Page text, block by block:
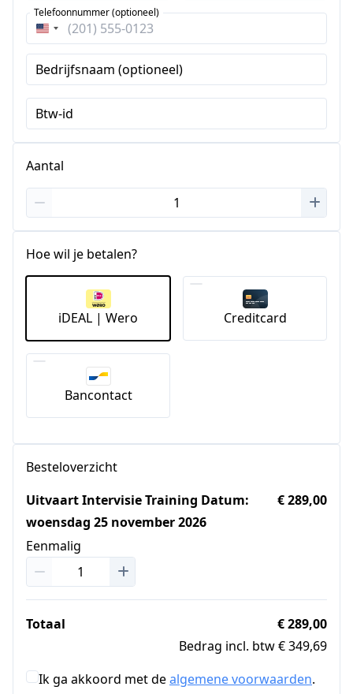
Verenigde
Staten
+1
Telefoonnummer (optioneel)
Bedrijfsnaam (optioneel)
Btw-id
Aantal
Hoe wil je betalen?
iDEAL | Wero Creditcard
Bancontact
Besteloverzicht
Uitvaart Intervisie Training Datum:
woensdag 25 november 2026
Eenmalig
€ 289,00
Totaal
€ 289,00
Bedrag incl. btw € 349,69
Ik ga akkoord met dealgemene voorwaarden.